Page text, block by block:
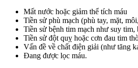
Mất nước hoặc giảm thể tích máu
Tiền sử phù mạch (phù tay, mặt,
Tiền sử bệnh tim mạch như suy tim,
Tiền sử đột quỵ hoặc cơn đau tim
Vấn đề về chất điện giải (như tăng
Đang được lọc máu.